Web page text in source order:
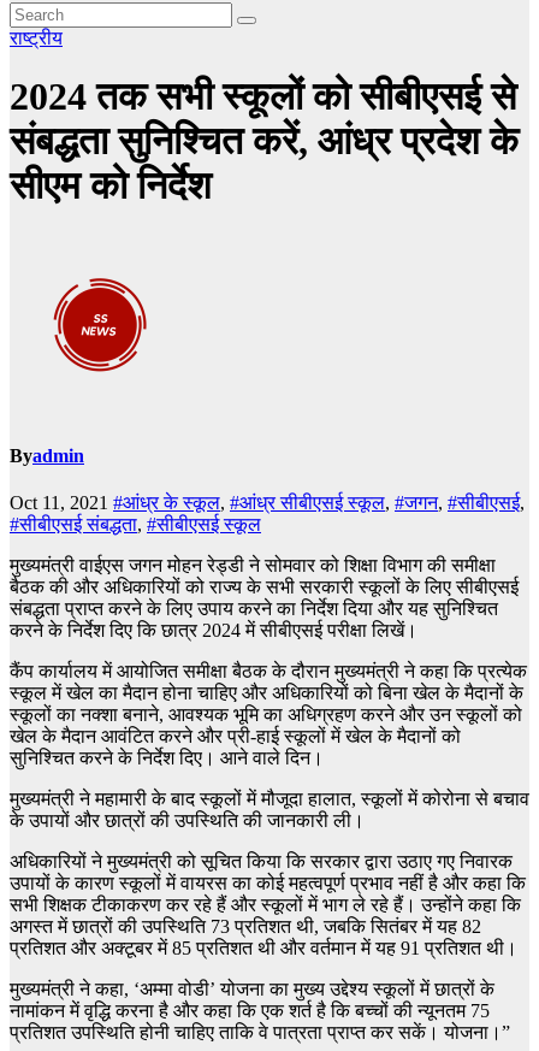
राष्ट्रीय
2024 तक सभी स्कूलों को सीबीएसई से
संबद्धता सुनिश्चित करें, आंध्र प्रदेश के
सीएम को निर्देश
Byadmin
Oct 11, 2021 #आंध्र के स्कूल, #आंध्र सीबीएसई स्कूल, #जगन, #सीबीएसई,
#सीबीएसई संबद्धता, #सीबीएसई स्कूल
मुख्यमंत्री वाईएस जगन मोहन रेड्डी ने सोमवार को शिक्षा विभाग की समीक्षा
बैठक की और अधिकारियों को राज्य के सभी सरकारी स्कूलों के लिए सीबीएसई
संबद्धता प्राप्त करने के लिए उपाय करने का निर्देश दिया और यह सुनिश्चित
करने के निर्देश दिए कि छात्र 2024 में सीबीएसई परीक्षा लिखें।
कैंप कार्यालय में आयोजित समीक्षा बैठक के दौरान मुख्यमंत्री ने कहा कि प्रत्येक
स्कूल में खेल का मैदान होना चाहिए और अधिकारियों को बिना खेल के मैदानों के
स्कूलों का नक्शा बनाने, आवश्यक भूमि का अधिग्रहण करने और उन स्कूलों को
खेल के मैदान आवंटित करने और प्री-हाई स्कूलों में खेल के मैदानों को
सुनिश्चित करने के निर्देश दिए। आने वाले दिन।
मुख्यमंत्री ने महामारी के बाद स्कूलों में मौजूदा हालात, स्कूलों में कोरोना से बचाव
के उपायों और छात्रों की उपस्थिति की जानकारी ली।
अधिकारियों ने मुख्यमंत्री को सूचित किया कि सरकार द्वारा उठाए गए निवारक
उपायों के कारण स्कूलों में वायरस का कोई महत्वपूर्ण प्रभाव नहीं है और कहा कि
सभी शिक्षक टीकाकरण कर रहे हैं और स्कूलों में भाग ले रहे हैं। उन्होंने कहा कि
अगस्त में छात्रों की उपस्थिति 73 प्रतिशत थी, जबकि सितंबर में यह 82
प्रतिशत और अक्टूबर में 85 प्रतिशत थी और वर्तमान में यह 91 प्रतिशत थी।
मुख्यमंत्री ने कहा, ‘अम्मा वोडी’ योजना का मुख्य उद्देश्य स्कूलों में छात्रों के
नामांकन में वृद्धि करना है और कहा कि एक शर्त है कि बच्चों की न्यूनतम 75
प्रतिशत उपस्थिति होनी चाहिए ताकि वे पात्रता प्राप्त कर सकें। योजना।”